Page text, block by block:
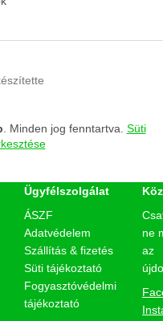
. Minden jog fenntartva. Süti
Ügyfélszolgálat
ÁSZF
Adatvédelem
Szállítás & fizetés
Süti tájékoztató
Fogyasztóvédelmi
tájékoztató
ne
az